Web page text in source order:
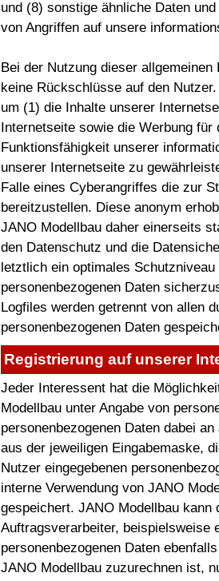
und (8) sonstige ähnliche Daten
von Angriffen auf unsere
Bei der Nutzung dieser
keine Rückschlüsse auf den
um (1) die Inhalte unserer
Internetseite sowie die Werbung
Funktionsfähigkeit unserer
unserer Internetseite zu
Falle eines Cyberangriffes die zur
bereitzustellen. Diese anonym
JANO Modellbau daher einerseits
den Datenschutz und die
letztlich ein optimales
personenbezogenen Daten
Logfiles werden getrennt von allen
personenbezogenen Daten
Registrierung auf unserer
Jeder Interessent hat die
Modellbau unter Angabe von
personenbezogenen Daten dabei
aus der jeweiligen Eingabemaske,
Nutzer eingegebenen
interne Verwendung von JANO
gespeichert. JANO Modellbau kann
Auftragsverarbeiter, beispielsweise
personenbezogenen Daten
JANO Modellbau zuzurechnen ist,